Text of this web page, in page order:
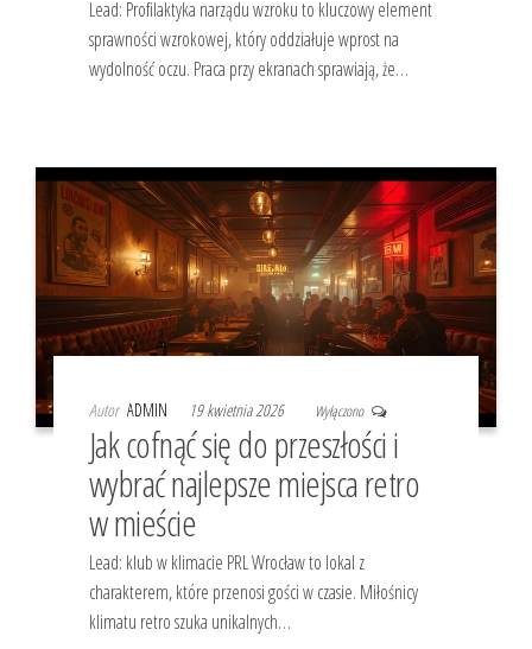
Lead: Profilaktyka narządu wzroku to kluczowy element
sprawności wzrokowej, który oddziałuje wprost na
wydolność oczu. Praca przy ekranach sprawiają, że…
Autor ADMIN 19 kwietnia 2026 Wyłączono
Jak cofnąć się do przeszłości i
wybrać najlepsze miejsca retro
w mieście
Lead: klub w klimacie PRL Wrocław to lokal z
charakterem, które przenosi gości w czasie. Miłośnicy
klimatu retro szuka unikalnych…